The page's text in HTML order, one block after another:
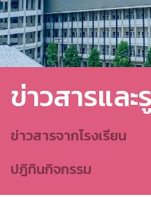
ข่าวสารแล
ข่าวสารจากโรงเรียน
ปฎิทินกิจกรรม